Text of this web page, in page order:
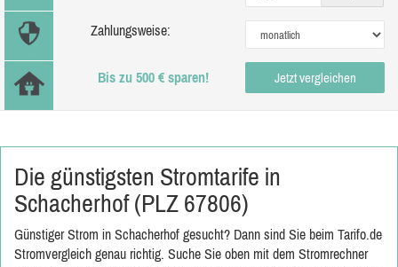
Zahlungsweise:
Bis zu 500 € sparen! Jetzt vergleichen
Die günstigsten Stromtarife in
Schacherhof (PLZ 67806)
Günstiger Strom in Schacherhof gesucht? Dann sind Sie beim Tarifo.de
Stromvergleich genau richtig. Suche Sie oben mit dem Stromrechner